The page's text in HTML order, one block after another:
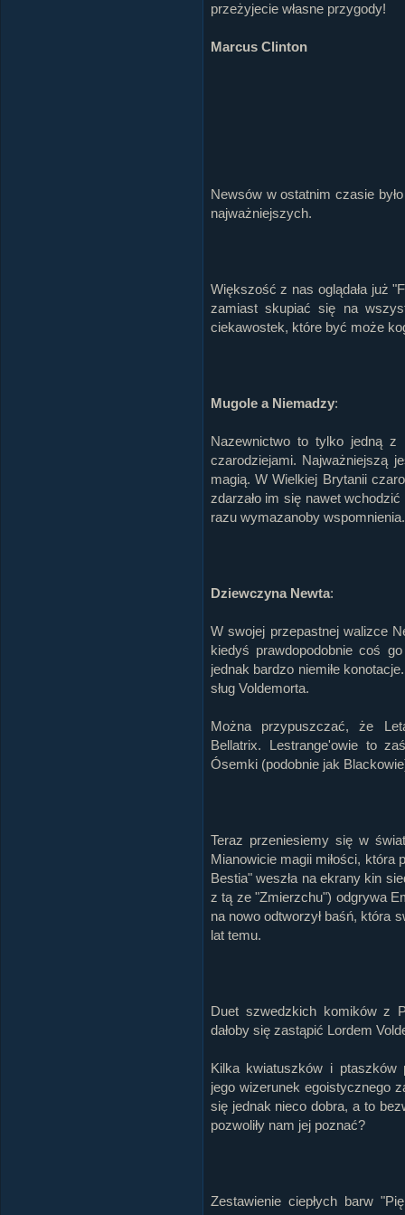
przeżyjecie własne przygody!
Marcus Clinton
Newsów w ostatnim czasie
najważniejszych.
Większość z nas oglądała już
zamiast skupiać się na
ciekawostek, które być może
Mugole a Niemadzy:
Nazewnictwo to tylko jedną z
czarodziejami. Najważniejszą
magią. W Wielkiej Brytanii
zdarzało im się nawet
razu wymazanoby wspomnienia.
Dziewczyna Newta:
W swojej przepastnej walizce
kiedyś prawdopodobnie coś
jednak bardzo niemiłe
sług Voldemorta.
Można przypuszczać, że
Bellatrix. Lestrange'owie to
Ósemki (podobnie jak
Teraz przeniesiemy się w
Mianowicie magii miłości, która
Bestia" weszła na ekrany kin
z tą ze "Zmierzchu") odgrywa
na nowo odtworzył baśń, która
lat temu.
Duet szwedzkich komików z
dałoby się zastąpić Lordem
Kilka kwiatuszków i ptaszków
jego wizerunek egoistycznego
się jednak nieco dobra, a to
pozwoliły nam jej poznać?
Zestawienie ciepłych barw